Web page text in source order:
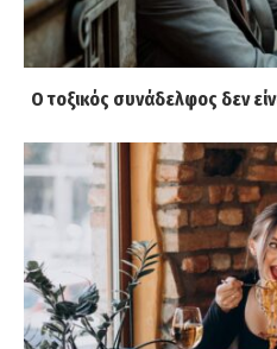
Ο τοξικός συνάδελφος δεν